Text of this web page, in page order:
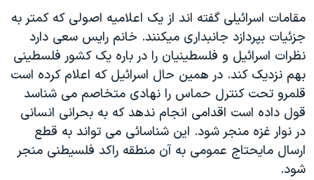
تریبونال مردمی آبان ۹۸
دادگاه حمید نوری
چهل سال گروگان‌گیری
قانون شفافیت دارائی کادر رهبری ایران
اعتراضات مردمی آبان ۹۸
اسرائیل در جنگ
نرگس محمدی برنده جایزه نوبل صلح
مقامات اسرائيلی گفته اند از يک اعلاميه اصولی که کمتر به
جزئيات بپردازد جانبداری ميکنند. خانم رايس سعی دارد
نظرات اسرائيل و فلسطينيان را در باره يک کشور فلسطينی
بهم نزديک کند. در همين حال اسرائيل که اعلام کرده است
قلمرو تحت کنترل حماس را نهادی متخاصم می شناسد
قول داده است اقدامی انجام ندهد که به بحرانی انسانی
در نوار غزه منجر شود. اين شناسائی می تواند به قطع
ارسال مايحتاج عمومی به آن منطقه راکد فلسيطنی منجر
شود.